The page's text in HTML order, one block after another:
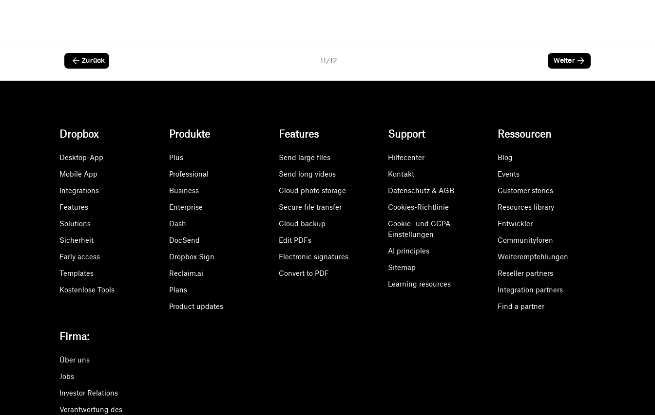
Zurück 11/12 Weiter
Dropbox
Desktop-App
Mobile App
Integrations
Features
Solutions
Sicherheit
Early access
Templates
Kostenlose Tools
Produkte
Plus
Professional
Business
Enterprise
Dash
DocSend
Dropbox Sign
Reclaim.ai
Plans
Product updates
Features
Send large files
Send long videos
Cloud photo storage
Secure file transfer
Cloud backup
Edit PDFs
Electronic signatures
Convert to PDF
Support
Hilfecenter
Kontakt
Datenschutz & AGB
Cookies-Richtlinie
Cookie- und CCPA-
Einstellungen
AI principles
Sitemap
Learning resources
Ressourcen
Blog
Events
Customer stories
Resources library
Entwickler
Communityforen
Weiterempfehlungen
Reseller partners
Integration partners
Find a partner
Firma:
Über uns
Jobs
Investor Relations
Verantwortung des